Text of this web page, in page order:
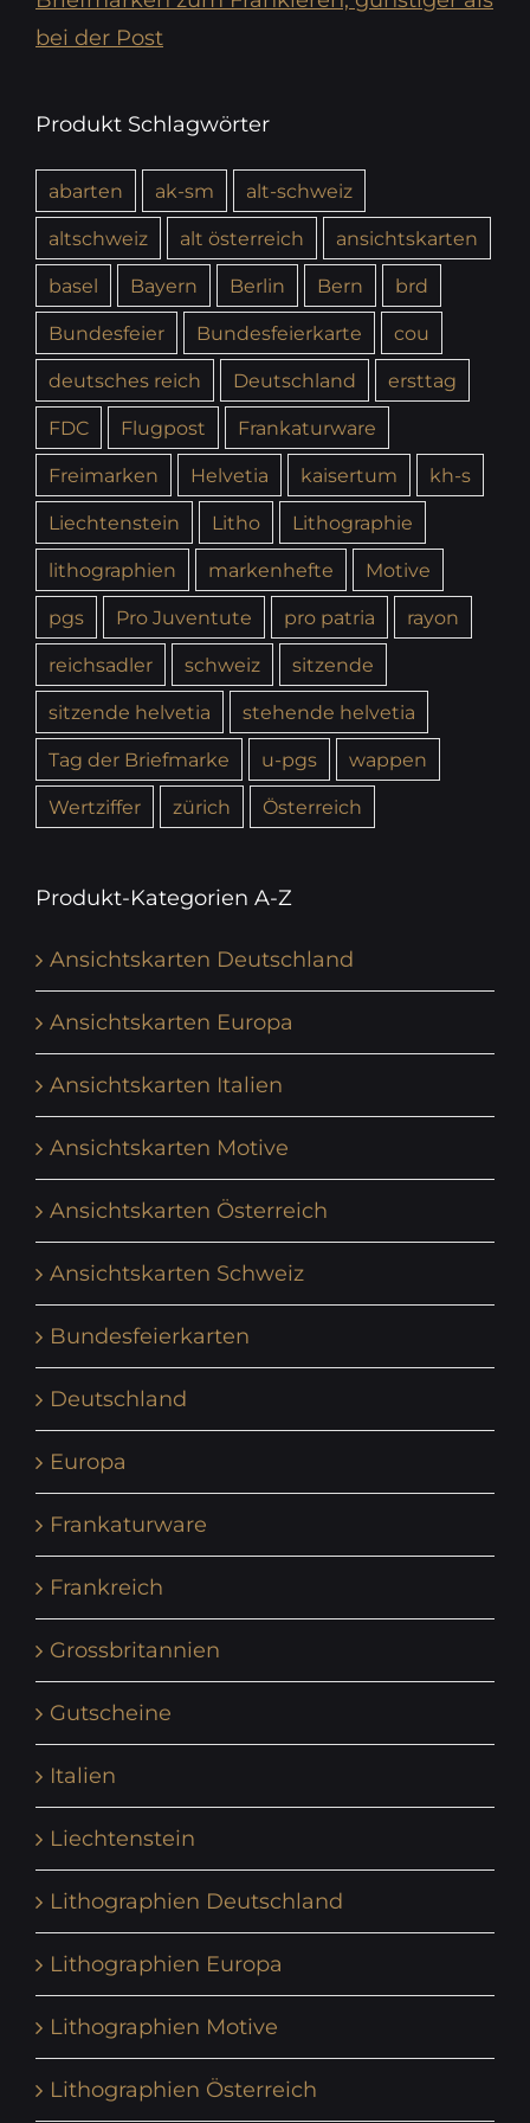
bei der Post
Produkt Schlagwörter
abarten ak-sm
alt-schweiz
altschweiz
alt österreich
ansichtskarten
basel
Bayern Berlin Bern
brd
Bundesfeier
Bundesfeierkarte
cou
deutsches reich
Deutschland
ersttag
FDC
Flugpost
Frankaturware
Freimarken
Helvetia kaisertum
kh-s
Liechtenstein
Litho
Lithographie
lithographien
markenhefte
Motive
pgs
Pro Juventute pro patria
rayon
reichsadler
schweiz
sitzende
sitzende helvetia
stehende helvetia
Tag der Briefmarke
u-pgs
wappen
Wertziffer
zürich Österreich
Produkt-Kategorien A-Z
Ansichtskarten Deutschland
Ansichtskarten Europa
Ansichtskarten Italien
Ansichtskarten Motive
Ansichtskarten Österreich
Ansichtskarten Schweiz
Bundesfeierkarten
Deutschland
Europa
Frankaturware
Frankreich
Grossbritannien
Gutscheine
Italien
Liechtenstein
Lithographien Deutschland
Lithographien Europa
Lithographien Motive
Lithographien Österreich